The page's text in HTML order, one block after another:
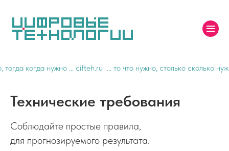
когда нужно ... cifteh.ru ... то что нужно, столько сколько
Технические требования
Соблюдайте простые правила,
для прогнозируемого результата.